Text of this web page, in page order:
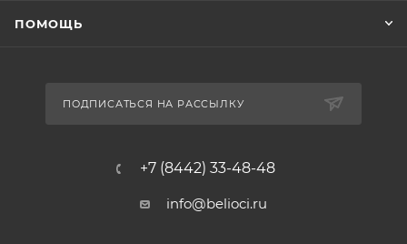
ПОМОЩЬ
ПОДПИСАТЬСЯ НА РАССЫЛКУ
+7 (8442) 33-48-48
info@belioci.ru